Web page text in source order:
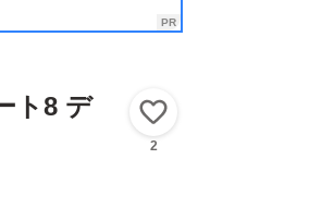
ト8 デ
2